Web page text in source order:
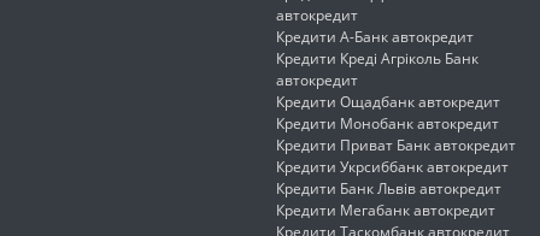
автокредит
Кредити А-Банк автокредит
Кредити Креді Агріколь Банк
автокредит
Кредити Ощадбанк автокредит
Кредити Монобанк автокредит
Кредити Приват Банк автокредит
Кредити Укрсиббанк автокредит
Кредити Банк Львів автокредит
Кредити Мегабанк автокредит